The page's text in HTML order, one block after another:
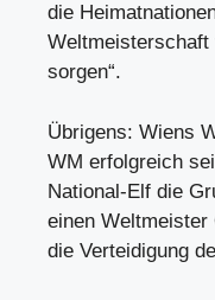
die
sorgen“.
Übrigens: Wiens
WM erfolgreich
National-Elf die
einen Weltmeister
die Verteidigung